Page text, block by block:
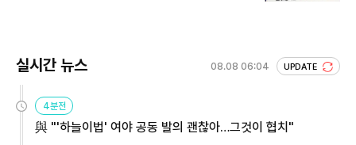
실시간 뉴스 08.08 06:04 UPDATE
4분전
與 "'하늘이법' 여야 공동 발의 괜찮아…그것이 협치"